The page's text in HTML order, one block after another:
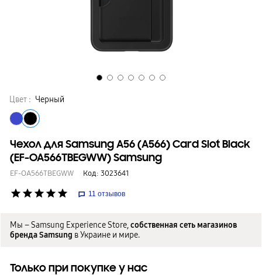
Цвет : Черный
Чехол для Samsung A56 (A566) Card Slot Black
(EF-OA566TBEGWW) Samsung
EF-OA566TBEGWW Код: 3023641
star star star star star 11 отзывов
Мы – Samsung Experience Store,собственная сеть магазинов
бренда Samsung в Украине и мире.
Только при покупке у нас